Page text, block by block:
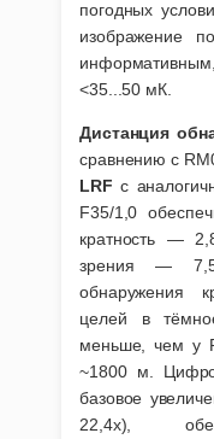
погодных
изображение
информативным,
<35...50 мК.
Дистанция
сравнению с
LRF с
F35/1,0
кратность —
зрения —
обнаружения
целей в
меньше, чем у
~1800 м.
базовое
22,4x),